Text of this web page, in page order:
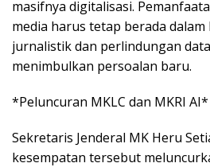
masifnya digitalisasi.
media harus tetap berada
jurnalistik dan perlindungan
menimbulkan persoalan baru.
*Peluncuran MKLC dan MKRI AI*
Sekretaris Jenderal MK Heru
kesempatan tersebut